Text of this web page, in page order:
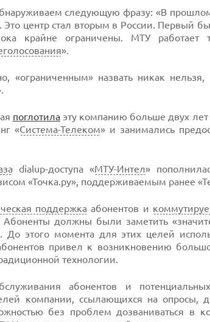
следующую фразу: «В
центр стал вторым в России. Первый
крайне ограничены. МТУ работает
».
«ограниченным» назвать никак нельзя,
поглотилаэту компанию больше двух лет
«Система-Телеком» и занимались
dialup-доступа «МТУ-Интел»
«Точка.ру», поддерживаемым ранее
поддержка абонентов и
Абоненты должны были заметить
До этого момента для этих целей
привел к возникновению
технологии.
абонентов и
компании, ссылающихся на опросы,
без проблем дозваниваться в